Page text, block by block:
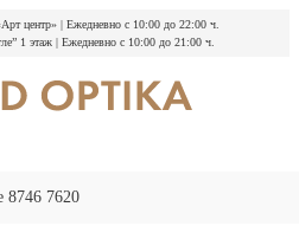
центр» | Ежедневно с 10:00 до 22:00 ч.
1 этаж | Ежедневно с 10:00 до 21:00 ч.
8746 7620